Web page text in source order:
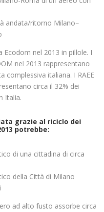
andata/ritorno Milano–
Ecodom nel 2013 in pillole. I
nel 2013 rappresentano
complessiva italiana. I RAEE
circa il 32% dei
Italia.
grazie al riciclo dei
potrebbe:
di una cittadina di circa
della Città di Milano
ad alto fusto assorbe circa